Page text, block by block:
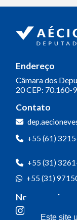
Endereço
Câmara dos
20CEP: 70.160-
Contato
+55 (61)
+55 (31)
+55 (31)
Nossas redes
Este site